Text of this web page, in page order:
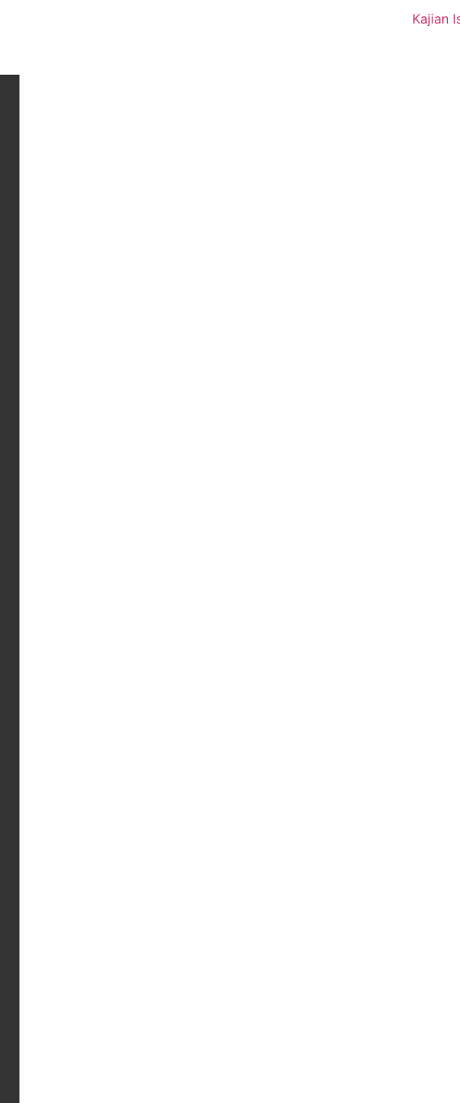
Kajian